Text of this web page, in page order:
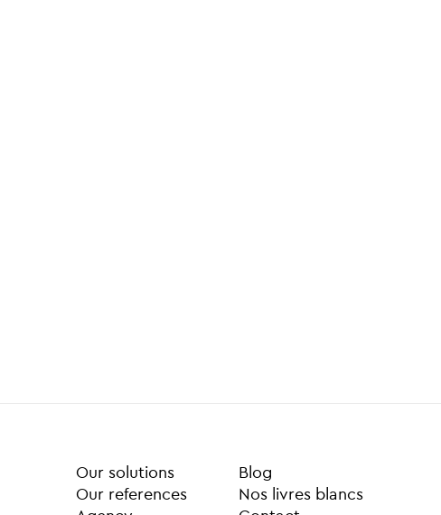
Our solutions
references
Blog
Nos livres blancs